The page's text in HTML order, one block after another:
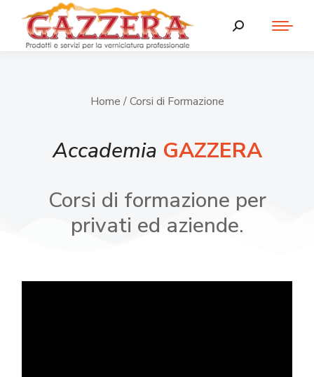
Home / Corsi di Formazione
Accademia GAZZERA
Corsi di formazione per
privati ed aziende.